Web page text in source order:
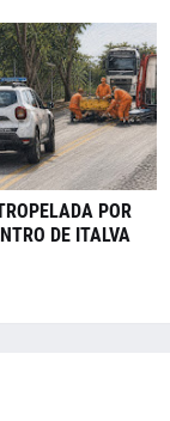
POR
DE ITALVA